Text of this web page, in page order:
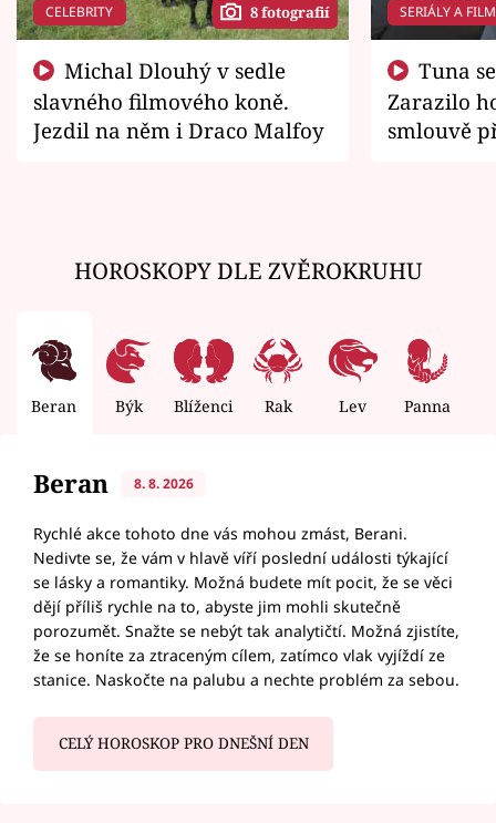
CELEBRITY 8 fotografií
slavného filmového koně.
Jezdil na něm i Draco Malfoy
SERIÁLY A
Zarazilo
smlouvě
HOROSKOPY DLE ZVĚROKRUHU
Beran Býk Blíženci Rak Lev Panna
Beran 8. 8. 2026
Rychlé akce tohoto dne vás mohou zmást, Berani.
Nedivte se, že vám v hlavě víří poslední události týkající
se lásky a romantiky. Možná budete mít pocit, že se věci
dějí příliš rychle na to, abyste jim mohli skutečně
porozumět. Snažte se nebýt tak analytičtí. Možná zjistíte,
že se honíte za ztraceným cílem, zatímco vlak vyjíždí ze
stanice. Naskočte na palubu a nechte problém za sebou.
CELÝ HOROSKOP PRO DNEŠNÍ DEN